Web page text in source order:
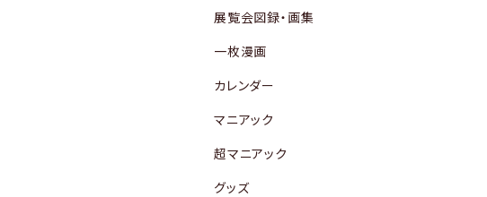
展覧会図録・画集
一枚漫画
カレンダー
マニアック
超マニアック
グッズ